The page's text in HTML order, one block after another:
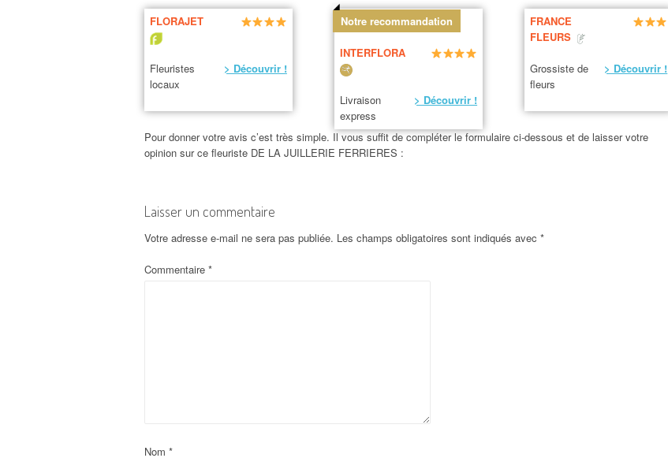
FLORAJET
Fleuristes
locaux
> Découvrir !
Notre recommandation
INTERFLORA
Livraison
express
> Découvrir !
FRANCE
FLEURS
Grossiste de
fleurs
> Découvrir !
Pour donner votre avis c’est très simple. Il vous suffit de compléter le formulaire ci-dessous et de laisser votre
opinion sur ce fleuriste DE LA JUILLERIE FERRIERES :
Laisser un commentaire
Votre adresse e-mail ne sera pas publiée. Les champs obligatoires sont indiqués avec *
Commentaire *
Nom *